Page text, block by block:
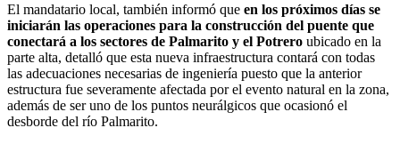
El mandatario local, también informó que en los próximos días se
iniciarán las operaciones para la construcción del puente que
conectará a los sectores de Palmarito y el Potrero ubicado en la
parte alta, detalló que esta nueva infraestructura contará con todas
las adecuaciones necesarias de ingeniería puesto que la anterior
estructura fue severamente afectada por el evento natural en la zona,
además de ser uno de los puntos neurálgicos que ocasionó el
desborde del río Palmarito.